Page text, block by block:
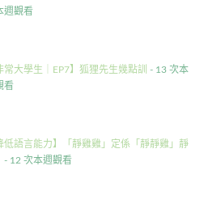
週觀看
常大學生｜EP7】狐狸先生幾點訓 - 13 次本
看
低語言能力】「靜雞雞」定係「靜靜雞」靜
- 12 次本週觀看